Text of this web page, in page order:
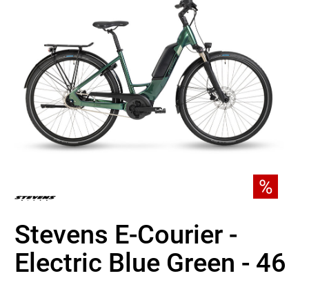
Stevens E-Courier -
Electric Blue Green - 46